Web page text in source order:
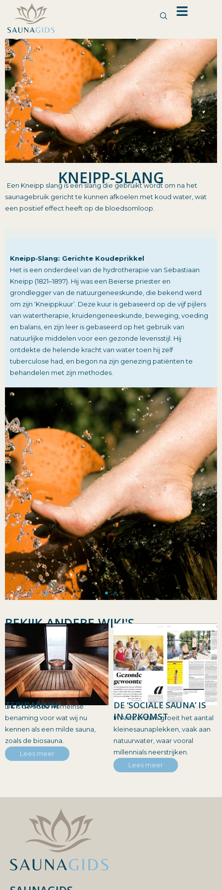
de
inhoud
KNEIPP-SLANG
Een Kneipp slang is een slang die gebruikt wordt om na het
saunagebruik gericht te kunnen afkoelen met koud water, wat
een positief effect heeft op de bloedsomloop.
Kneipp‑Slang: Gerichte Koudeprikkel
Het is een onderdeel van de hydrotherapie van Sebastiaan
Kneipp (1821–1897). Hij was een Beierse priester en
grondlegger van de natuurgeneeskunde, die bekend werd
om zijn ‘Kneippkuur’. Deze kuur is gebaseerd op de vijf pijlers
van watertherapie, kruidengeneeskunde, beweging, voeding
en balans, en zijn leer is gebaseerd op het gebruik van
natuurlijke middelen voor een gezonde levensstijl. Hij
ontdekte de helende kracht van water toen hij zelf
tuberculose had, en begon na zijn genezing patiënten te
behandelen met zijn methodes.
BEKIJK ANDERE WIKI'S
TEPIDARIUM
Dit is de oude Romeinse
benaming voor wat wij nu
kennen als een milde sauna,
zoals de biosauna.
Lees meer
DE ‘SOCIALE SAUNA’ IS
IN OPKOMST
In Amsterdam groeit het aantal
kleinesaunaplekken, vaak aan
natuurwater, waar vooral
millennials neerstrijken.
Lees meer